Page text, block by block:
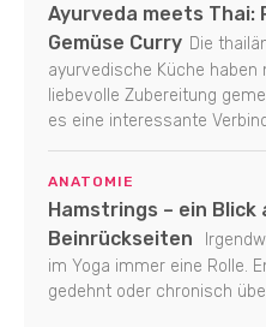
Ayurveda meets Thai:
Gemüse Curry Die
ayurvedische Küche
liebevolle Zubereitung
es eine interessante
ANATOMIE
Hamstrings – ein
Beinrückseiten
im Yoga immer eine Rolle.
gedehnt oder chronisch